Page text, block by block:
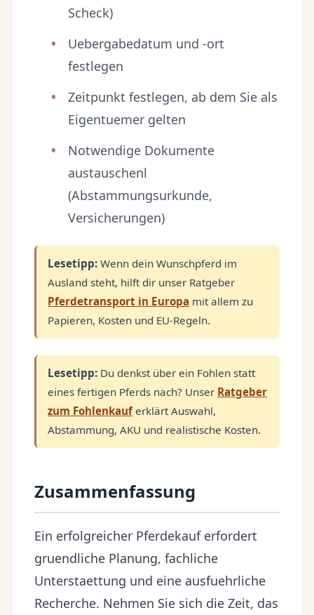
Scheck)
Uebergabedatum und -ort
festlegen
Zeitpunkt festlegen, ab dem Sie als
Eigentuemer gelten
Notwendige Dokumente
austauschenl
(Abstammungsurkunde,
Versicherungen)
Lesetipp: Wenn dein Wunschpferd im
Ausland steht, hilft dir unser Ratgeber
Pferdetransport in Europa mit allem zu
Papieren, Kosten und EU-Regeln.
Lesetipp: Du denkst über ein Fohlen statt
eines fertigen Pferds nach? Unser Ratgeber
zum Fohlenkauferklärt Auswahl,
Abstammung, AKU und realistische Kosten.
Zusammenfassung
Ein erfolgreicher Pferdekauf erfordert
gruendliche Planung, fachliche
Unterstaettung und eine ausfuehrliche
Recherche. Nehmen Sie sich die Zeit, das